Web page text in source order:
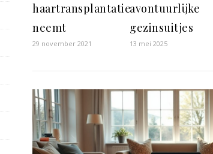
haartransplantatie
neemt
29 november 2021
avontuurlijke
gezinsuitjes
13 mei 2025